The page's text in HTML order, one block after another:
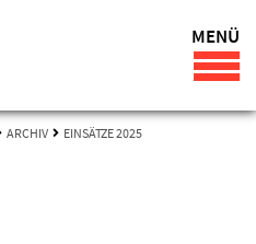
MENÜ
ARCHIV EINSÄTZE 2025